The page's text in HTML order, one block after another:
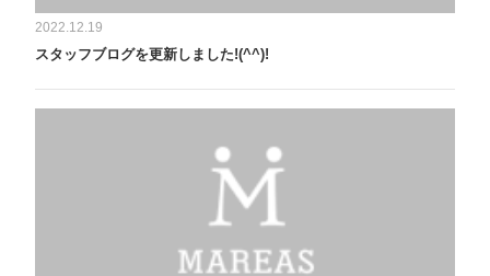
2022.12.19
スタッフブログを更新しました!(^^)!